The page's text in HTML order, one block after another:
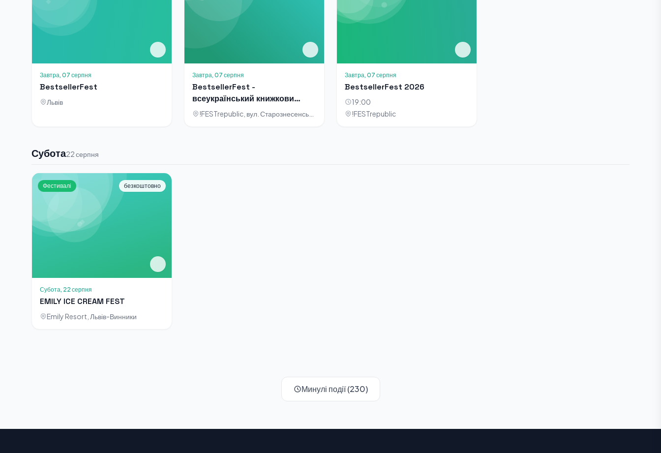
Завтра, 07 серпня
BestsellerFest
Львів
Завтра, 07 серпня
BestsellerFest -
всеукраїнський книжковий
фестиваль
Завтра, 07 серпня
BestsellerFest 2026
19:00
!FESTrepublic
Субота22 серпня
Фестивалі безкоштовно
Субота, 22 серпня
EMILY ICE CREAM FEST
Emily Resort, Львів-Винники
Минулі події (230)